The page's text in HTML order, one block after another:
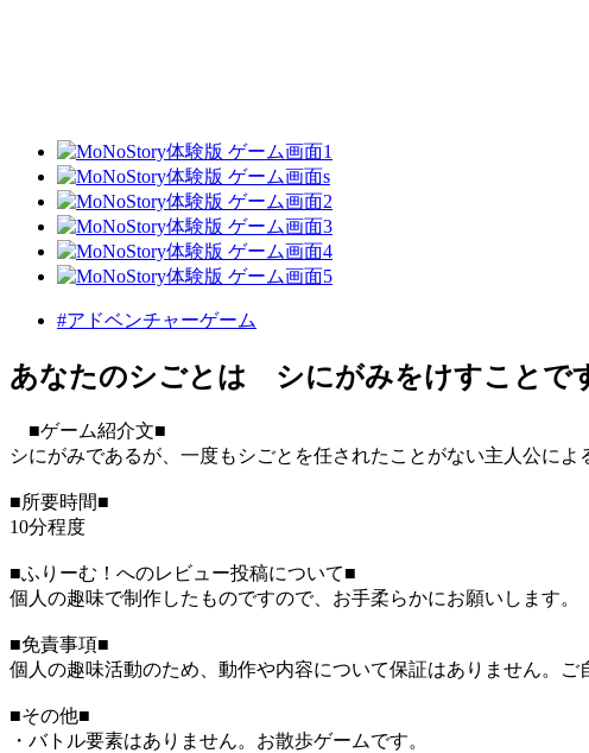
#アドベンチャーゲーム
あなたのシごとは シにがみをけすことで
■ゲーム紹介文■
シにがみであるが、一度もシごとを任されたことがない主人公によ
■所要時間■
10分程度
■ふりーむ！へのレビュー投稿について■
個人の趣味で制作したものですので、お手柔らかにお願いします。
■免責事項■
個人の趣味活動のため、動作や内容について保証はありません。ご
■その他■
・バトル要素はありません。お散歩ゲームです。